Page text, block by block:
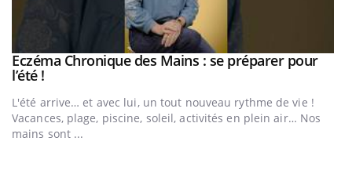
Youtube
Eczéma Chronique des Mains : se préparer pour
l’été !Youtube
L'été arrive… et avec lui, un tout nouveau rythme de vie !
Vacances, plage, piscine, soleil, activités en plein air… Nos
mains sont ...